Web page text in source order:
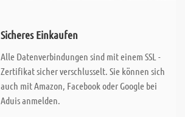
Sicheres Einkaufen
Alle Datenverbindungen sind mit einem SSL -
Zertifikat sicher verschlusselt. Sie können sich
auch mit Amazon, Facebook oder Google bei
Aduis anmelden.